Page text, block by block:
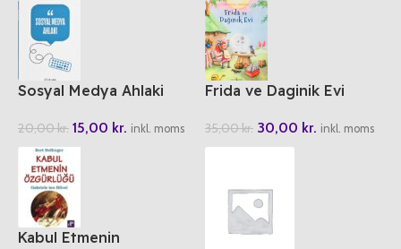
Sosyal Medya Ahlaki
20,00kr. 15,00 kr. inkl. moms
Frida ve Daginik Evi
35,00kr. 30,00 kr. inkl. moms
Kabul Etmenin